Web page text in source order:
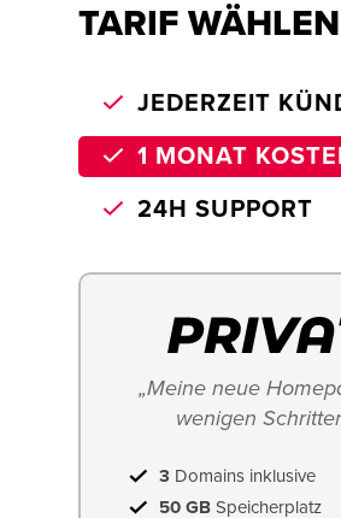
TARIF WÄHLEN
JEDERZEIT
1 MONAT
24H SUPPORT
„Meine neue
wenigen
3 Domains inklusive
50 GB Speicherplatz